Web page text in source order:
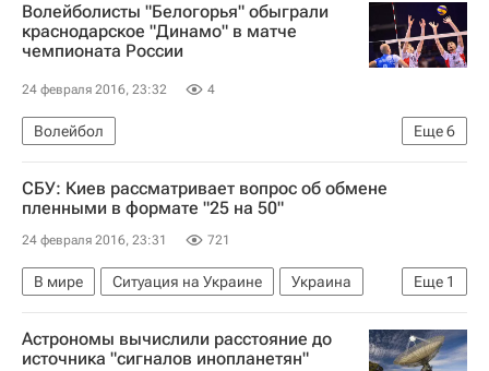
Волейболисты "Белогорья" обыграли
краснодарское "Динамо" в матче
чемпионата России
24 февраля 2016, 23:32 4
Еще6
Волейбол
Суперлига (чемпионат России по волейболу среди мужчин)
Нова (Новокуйбышевск)
Динамо (Краснодар)
Белогорье (Белгород)
Динамо-Урал (волейбол)
Газпром-Югра (Сургут)
СБУ: Киев рассматривает вопрос об обмене
пленными в формате "25 на 50"
24 февраля 2016, 23:31 721
Еще 1
В мире Ситуация на Украине
Украина
Служба безопасности Украины
Астрономы вычислили расстояние до
источника "сигналов инопланетян"